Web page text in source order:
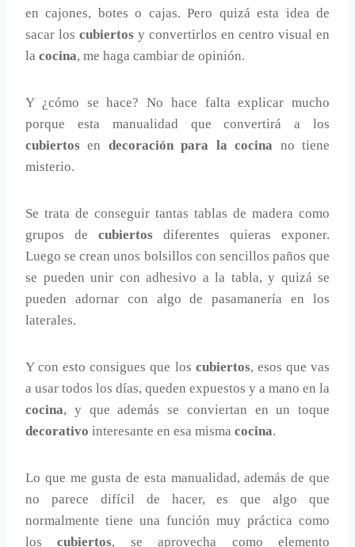
en cajones, botes o cajas. Pero quizá esta idea de
sacar los cubiertos y convertirlos en centro visual en
la cocina, me haga cambiar de opinión.
Y ¿cómo se hace? No hace falta explicar mucho
porque esta manualidad que convertirá a los
cubiertos en decoración para la cocina no tiene
misterio.
Se trata de conseguir tantas tablas de madera como
grupos de cubiertos diferentes quieras exponer.
Luego se crean unos bolsillos con sencillos paños que
se pueden unir con adhesivo a la tabla, y quizá se
pueden adornar con algo de pasamanería en los
laterales.
Y con esto consigues que los cubiertos, esos que vas
a usar todos los días, queden expuestos y a mano en la
cocina, y que además se conviertan en un toque
decorativo interesante en esa misma cocina.
Lo que me gusta de esta manualidad, además de que
no parece difícil de hacer, es que algo que
normalmente tiene una función muy práctica como
loscubiertos, se aprovecha como elemento